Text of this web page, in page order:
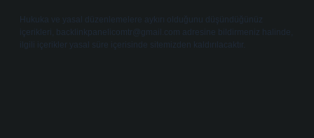
Hukuka ve yasal düzenlemelere aykırı olduğunu düşündüğünüz
içerikleri,
backlinkpanelicomtr@gmail.com adresine bildirmeniz halinde,
ilgili içerikler yasal süre içerisinde sitemizden kaldırılacaktır.